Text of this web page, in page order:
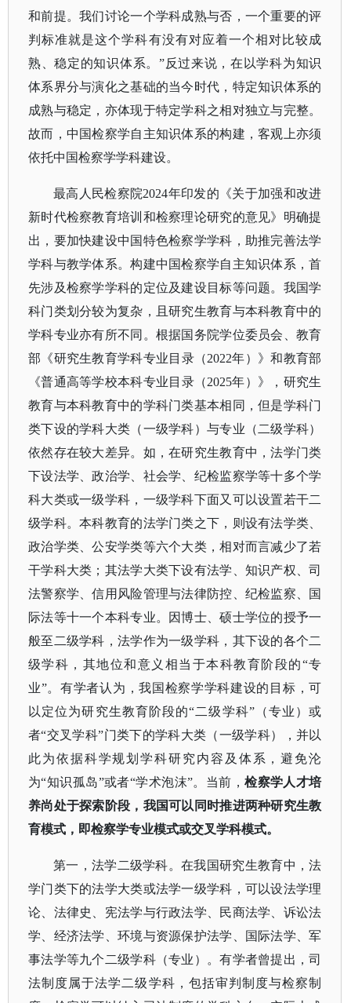
和前提。我们讨论一个学科成熟与否，一个重要的评
判标准就是这个学科有没有对应着一个相对比较成
熟、稳定的知识体系。”反过来说，在以学科为知识
体系界分与演化之基础的当今时代，特定知识体系的
成熟与稳定，亦体现于特定学科之相对独立与完整。
故而，中国检察学自主知识体系的构建，客观上亦须
依托中国检察学学科建设。
最高人民检察院2024年印发的《关于加强和改进
新时代检察教育培训和检察理论研究的意见》明确提
出，要加快建设中国特色检察学学科，助推完善法学
学科与教学体系。构建中国检察学自主知识体系，首
先涉及检察学学科的定位及建设目标等问题。我国学
科门类划分较为复杂，且研究生教育与本科教育中的
学科专业亦有所不同。根据国务院学位委员会、教育
部《研究生教育学科专业目录（2022年）》和教育部
《普通高等学校本科专业目录（2025年）》，研究生
教育与本科教育中的学科门类基本相同，但是学科门
类下设的学科大类（一级学科）与专业（二级学科）
依然存在较大差异。如，在研究生教育中，法学门类
下设法学、政治学、社会学、纪检监察学等十多个学
科大类或一级学科，一级学科下面又可以设置若干二
级学科。本科教育的法学门类之下，则设有法学类、
政治学类、公安学类等六个大类，相对而言减少了若
干学科大类；其法学大类下设有法学、知识产权、司
法警察学、信用风险管理与法律防控、纪检监察、国
际法等十一个本科专业。因博士、硕士学位的授予一
般至二级学科，法学作为一级学科，其下设的各个二
级学科，其地位和意义相当于本科教育阶段的“专
业”。有学者认为，我国检察学学科建设的目标，可
以定位为研究生教育阶段的“二级学科”（专业）或
者“交叉学科”门类下的学科大类（一级学科），并以
此为依据科学规划学科研究内容及体系，避免沦
为“知识孤岛”或者“学术泡沫”。当前，检察学人才培
养尚处于探索阶段，我国可以同时推进两种研究生教
育模式，即检察学专业模式或交叉学科模式。
第一，法学二级学科。在我国研究生教育中，法
学门类下的法学大类或法学一级学科，可以设法学理
论、法律史、宪法学与行政法学、民商法学、诉讼法
学、经济法学、环境与资源保护法学、国际法学、军
事法学等九个二级学科（专业）。有学者曾提出，司
法制度属于法学二级学科，包括审判制度与检察制